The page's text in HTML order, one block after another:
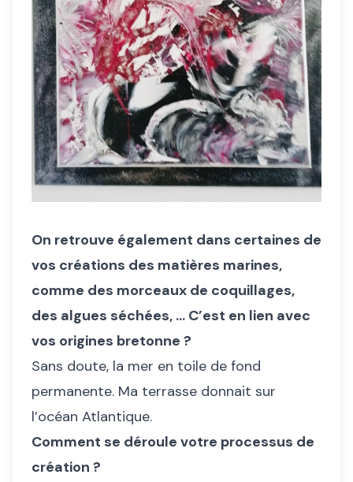
On retrouve également dans certaines de
vos créations des matières marines,
comme des morceaux de coquillages,
des algues séchées, … C’est en lien avec
vos origines bretonne ?
Sans doute, la mer en toile de fond
permanente. Ma terrasse donnait sur
l’océan Atlantique.
Comment se déroule votre processus de
création ?